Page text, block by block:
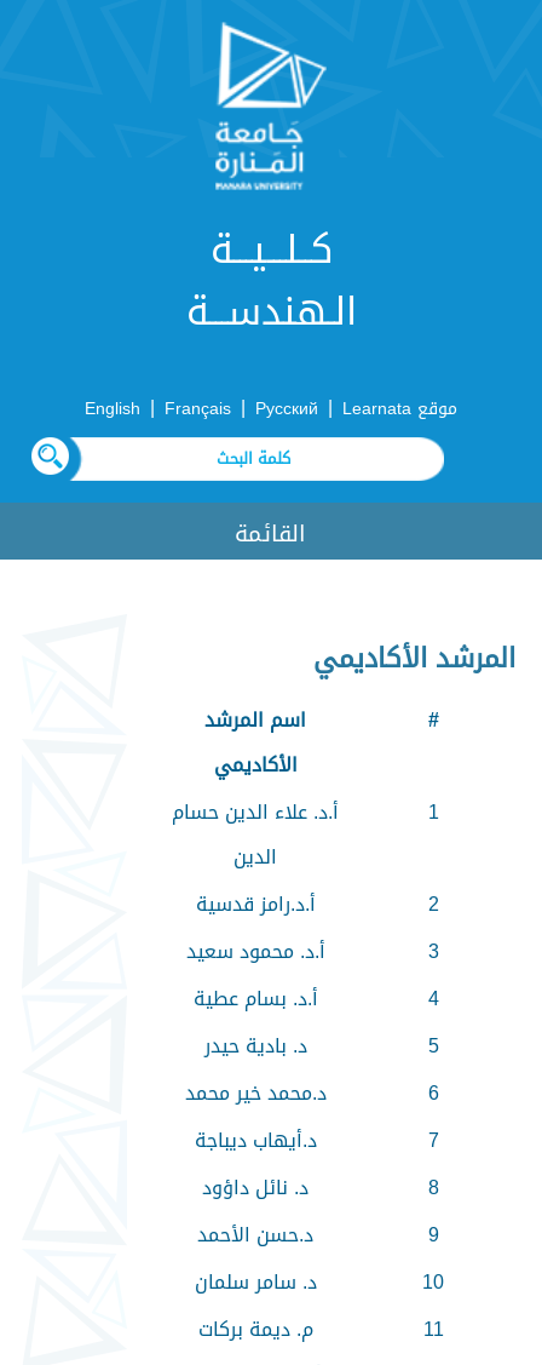
كــلـــيـــة
الـهندســـة
موقع Learnata |
Русский
|
Français
|
English
القائمة
المرشد الأكاديمي
#
اسم المرشد
الأكاديمي
1
أ.د. علاء الدين حسام
الدين
2
أ.د.رامز قدسية
3
أ.د. محمود سعيد
4
أ.د. بسام عطية
5
د. بادية حيدر
6
د.محمد خير محمد
7
د.أيهاب ديباجة
8
د. نائل داؤود
9
د.حسن الأحمد
10
د. سامر سلمان
11
م. ديمة بركات